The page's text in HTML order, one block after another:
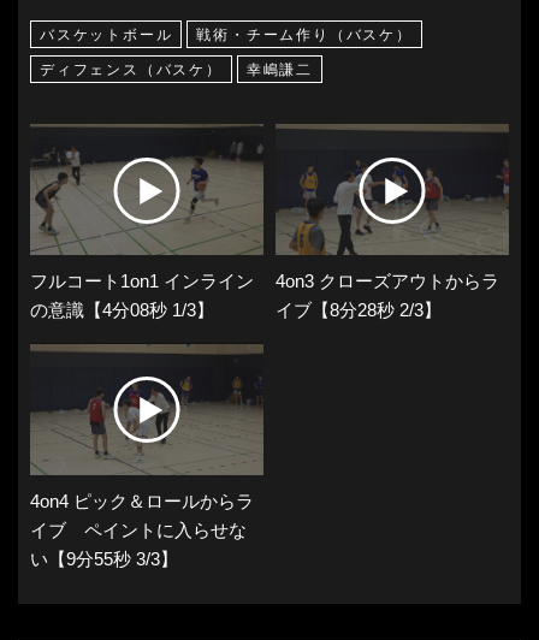
バスケットボール 戦術・チーム作り（バスケ）
ディフェンス（バスケ） 幸嶋謙二
フルコート1on1 インライン
の意識【4分08秒 1/3】
4on3 クローズアウトからラ
イブ【8分28秒 2/3】
4on4 ピック＆ロールからラ
イブ ペイントに入らせな
い【9分55秒 3/3】